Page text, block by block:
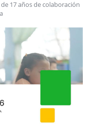
17 años de colaboración